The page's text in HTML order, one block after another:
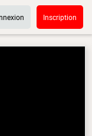
Inscription